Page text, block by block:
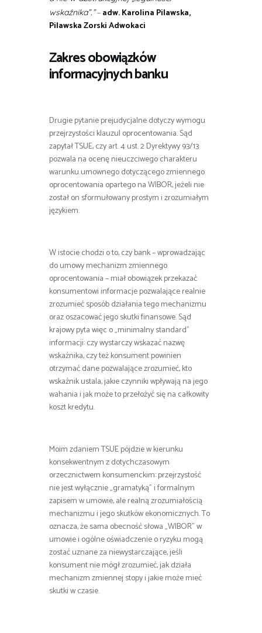
wskaźnika”.”–adw. Karolina Pilawska,
Pilawska Zorski Adwokaci
Zakres obowiązków
informacyjnych banku
Drugie pytanie prejudycjalne dotyczy wymogu
przejrzystości klauzul oprocentowania. Sąd
zapytał TSUE, czy art. 4 ust. 2 Dyrektywy 93/13
pozwala na ocenę nieuczciwego charakteru
warunku umownego dotyczącego zmiennego
oprocentowania opartego na WIBOR, jeżeli nie
został on sformułowany prostym i zrozumiałym
językiem.
W istocie chodzi o to, czy bank – wprowadzając
do umowy mechanizm zmiennego
oprocentowania – miał obowiązek przekazać
konsumentowi informacje pozwalające realnie
zrozumieć sposób działania tego mechanizmu
oraz oszacować jego skutki finansowe. Sąd
krajowy pyta więc o „minimalny standard”
informacji: czy wystarczy wskazać nazwę
wskaźnika, czy też konsument powinien
otrzymać dane pozwalające zrozumieć, kto
wskaźnik ustala, jakie czynniki wpływają na jego
wahania i jak może to przełożyć się na całkowity
koszt kredytu.
Moim zdaniem TSUE pójdzie w kierunku
konsekwentnym z dotychczasowym
orzecznictwem konsumenckim: przejrzystość
nie jest wyłącznie „gramatyką” i formalnym
zapisem w umowie, ale realną zrozumiałością
mechanizmu i jego skutków ekonomicznych. To
oznacza, że sama obecność słowa „WIBOR” w
umowie i ogólne oświadczenie o ryzyku mogą
zostać uznane za niewystarczające, jeśli
konsument nie mógł zrozumieć, jak działa
mechanizm zmiennej stopy i jakie może mieć
skutki w czasie.